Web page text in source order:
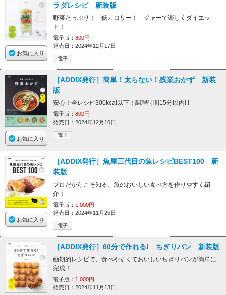
お気に入り
ラダレシピ 新装版
野菜たっぷり！ 低カロリー！ ジャーで楽しくダイエッ
ト！
電子版： 800円
発売日：2024年12月17日
電子
お気に入り
［ADDIX発行］簡単！太らない！残業おかず 新装
版
安心！全レシピ300kcal以下！調理時間15分以内! !
電子版： 800円
発売日：2024年12月10日
電子
お気に入り
［ADDIX発行］魚屋三代目の魚レシピBEST100 新
装版
プロだからこそ知る、魚のおいしい食べ方を作りやすく紹
介！
電子版： 1,000円
発売日：2024年11月25日
電子
［ADDIX発行］60分で作れる! ちぎりパン 新装版
画期的レシピで、食べやすくておいしいちぎりパンが簡単に
完成！
電子版： 1,000円
発売日：2024年11月13日